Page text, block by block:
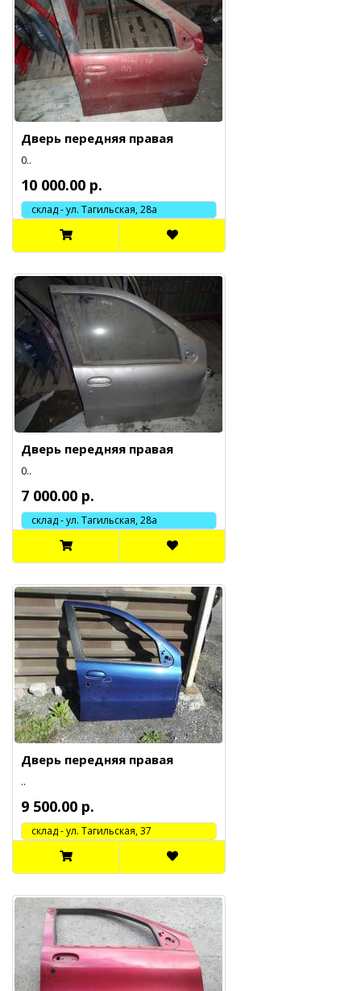
Дверь передняя правая
0..
10 000.00 р.
склад - ул. Тагильская, 28а
Дверь передняя правая
0..
7 000.00 р.
склад - ул. Тагильская, 28а
Дверь передняя правая
..
9 500.00 р.
cклад - ул. Тагильская, 37